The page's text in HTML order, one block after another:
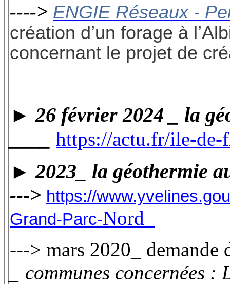
----> ENGIE Réseaux -
création d’un forage à
concernant le projet de
► 26 février 2024 _ la
https://actu.fr/ile-de-
►2023_ la géothermie
---> https://
Grand-Parc-Nord
---> mars 2020_ demande
communes concernées